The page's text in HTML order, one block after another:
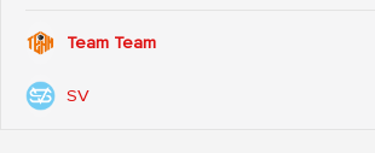
Team Team
SV